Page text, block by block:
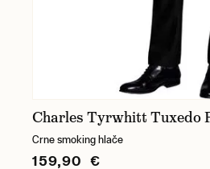
Charles Tyrwhitt Tuxedo
Crne smoking hlače
159,90 €